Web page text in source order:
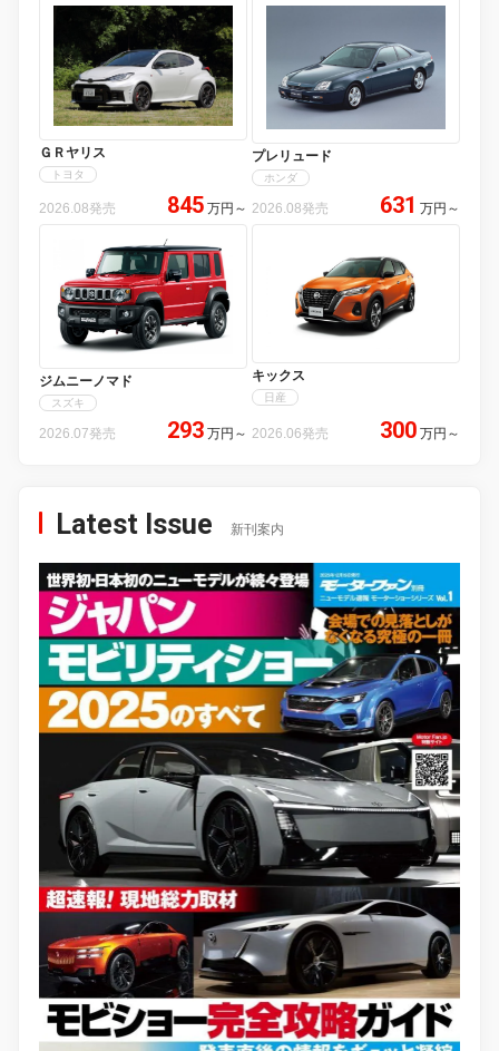
ＧＲヤリス
トヨタ
2026.08発売 845 万円 ～
プレリュード
ホンダ
2026.08発売 631 万円 ～
ジムニーノマド
スズキ
2026.07発売 293 万円 ～
キックス
日産
2026.06発売 300 万円 ～
Latest Issue 新刊案内